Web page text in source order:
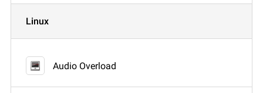
Linux
Audio Overload